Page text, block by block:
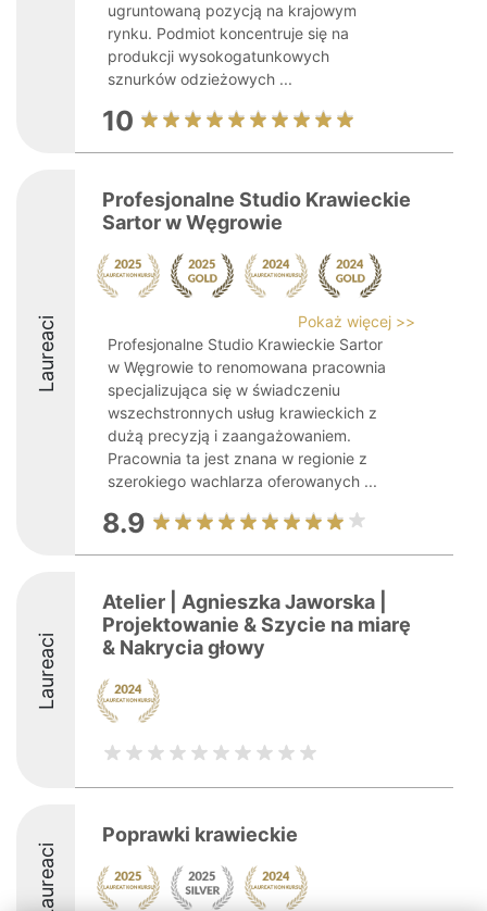
ugruntowaną pozycją na krajowym
rynku. Podmiot koncentruje się na
produkcji wysokogatunkowych
sznurków odzieżowych ...
10
Laureaci
Profesjonalne Studio Krawieckie
Sartor w Węgrowie
Pokaż więcej >>
Profesjonalne Studio Krawieckie Sartor
w Węgrowie to renomowana pracownia
specjalizująca się w świadczeniu
wszechstronnych usług krawieckich z
dużą precyzją i zaangażowaniem.
Pracownia ta jest znana w regionie z
szerokiego wachlarza oferowanych ...
8.9
Laureaci
Atelier | Agnieszka Jaworska |
Projektowanie & Szycie na miarę
& Nakrycia głowy
Laureaci
Poprawki krawieckie